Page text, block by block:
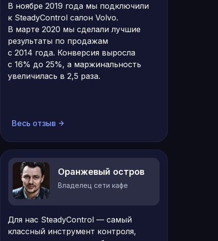
Весь отзыв
В ноябре 2019 года мы подключили
к SteadyControl салон Volvo.
В марте 2020 мы сделали лучшие
результаты по продажам
с 2014 года. Конверсия выросла
с 16% до 25%, а маржинальность
увеличилась в 2,5 раза.
Для нас SteadyControl — самый
классный инструмент контроля,
Владелец сети кафе
Оранжевый остров